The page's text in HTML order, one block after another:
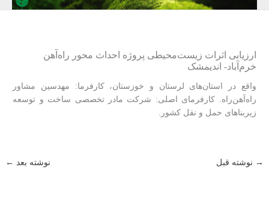
ارزیابی اثرات زیست‌محیطی پروژه احداث محور راه‌آهن
خرم‌آباد- اندیمشک
واقع در استان‌های لرستان و خوزستان، کارفرما: مهدسین مشاور
راه‌آهن‌راه. کارفرمای اصلی: شرکت مادر تخصصی ساخت و توسعه
زیربناهای حمل و نقل کشور.
→ نوشته قبل نوشته بعد ←
تماس با ما